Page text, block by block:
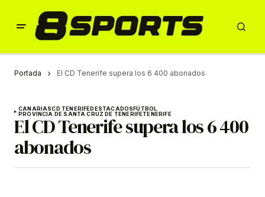
Portada El CD Tenerife supera los 6 400 abonados
CANARIASCD TENERIFEDESTACADOSFÚTBOL
PROVINCIA DE SANTA CRUZ DE TENERIFETENERIFE
El CD Tenerife supera los 6 400
abonados